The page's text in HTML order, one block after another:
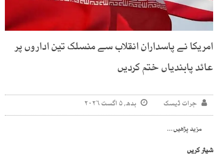
امریکا نے پاسداران انقلاب سے منسلک تین اداروں پر
عائد پابندیاں ختم کردیں
جرات ڈیسک
بدھ, ۵ اگست ۲۰۲۶
مزید پڑھیں...
شیئر کریں